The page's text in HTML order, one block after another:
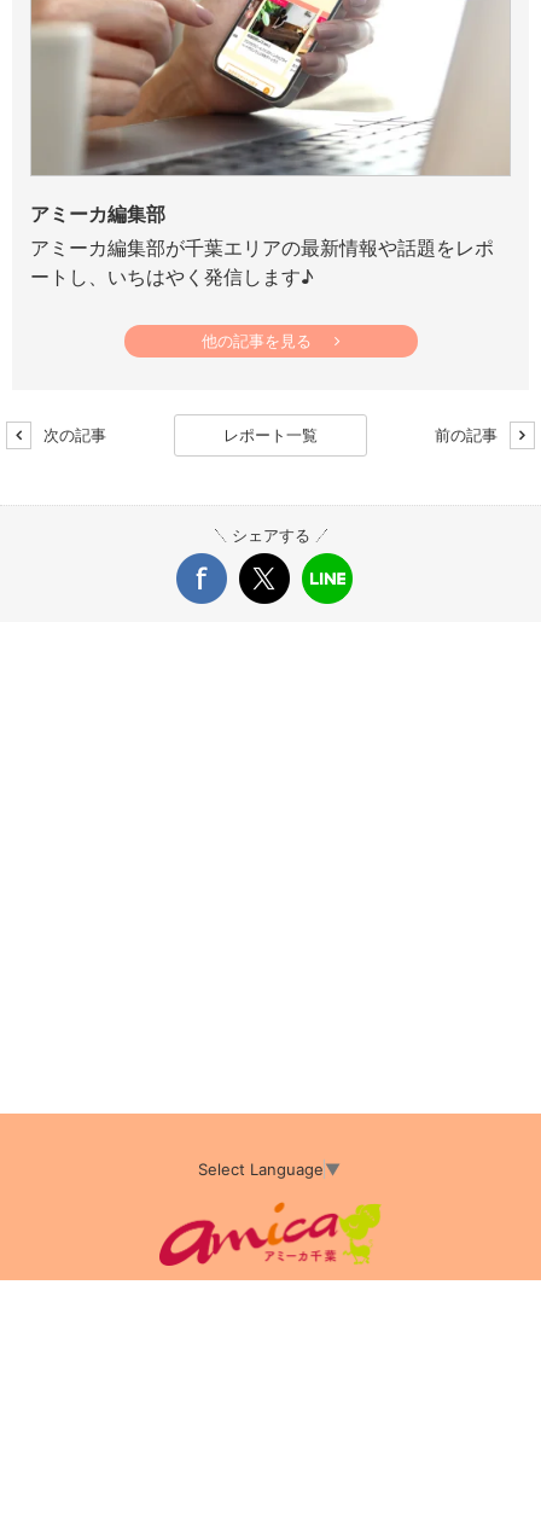
アミーカ編集部
アミーカ編集部が千葉エリアの最新情報や話題をレポ
ートし、いちはやく発信します♪
他の記事を見る
次の記事 レポート一覧 前の記事
シェアする
Select Language▼